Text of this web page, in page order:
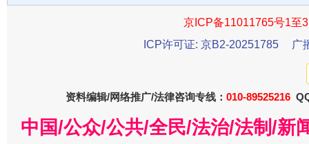
京ICP备11011765号1至
ICP许可证: 京B2-20251785
广
资料编辑/网络推广/法律咨询专线： 010-89525216
中国/公众/公共/全民/法治/法制/新